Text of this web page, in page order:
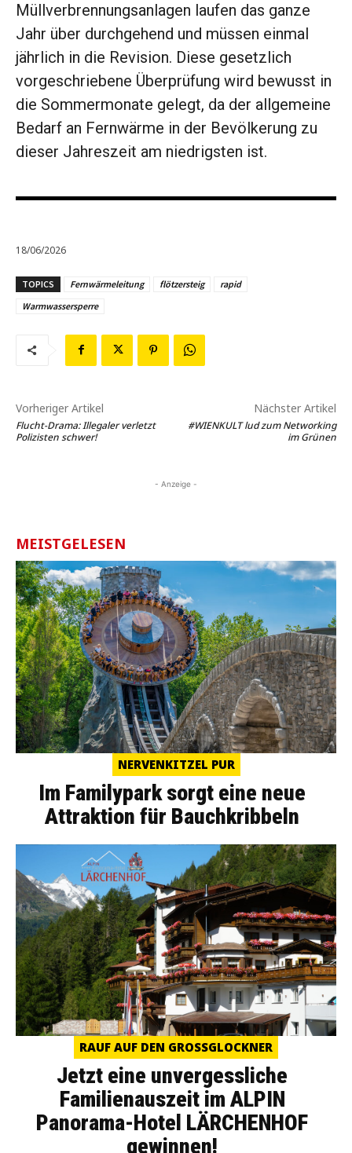
Müllverbrennungsanlagen laufen das ganze
Jahr über durchgehend und müssen einmal
jährlich in die Revision. Diese gesetzlich
vorgeschriebene Überprüfung wird bewusst in
die Sommermonate gelegt, da der allgemeine
Bedarf an Fernwärme in der Bevölkerung zu
dieser Jahreszeit am niedrigsten ist.
18/06/2026
TOPICS Fernwärmeleitung flötzersteig
rapid
Warmwassersperre
Vorheriger Artikel
Flucht-Drama: Illegaler verletzt
Polizisten schwer!
Nächster Artikel
#WIENKULT lud zum Networking
im Grünen
- Anzeige -
MEISTGELESEN
NERVENKITZEL PUR
Im Familypark sorgt eine neue
Attraktion für Bauchkribbeln
RAUF AUF DEN GROSSGLOCKNER
Jetzt eine unvergessliche
Familienauszeit im ALPIN
Panorama-Hotel LÄRCHENHOF
gewinnen!